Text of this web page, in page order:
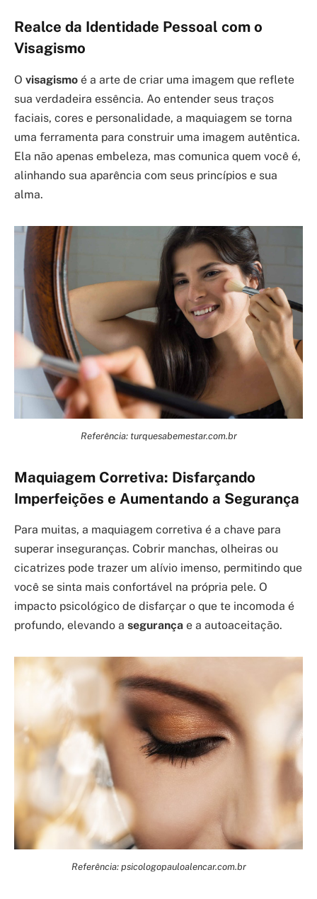
Realce da Identidade Pessoal com o
Visagismo
O visagismo é a arte de criar uma imagem que reflete
sua verdadeira essência. Ao entender seus traços
faciais, cores e personalidade, a maquiagem se torna
uma ferramenta para construir uma imagem autêntica.
Ela não apenas embeleza, mas comunica quem você é,
alinhando sua aparência com seus princípios e sua
alma.
Referência: turquesabemestar.com.br
Maquiagem Corretiva: Disfarçando
Imperfeições e Aumentando a Segurança
Para muitas, a maquiagem corretiva é a chave para
superar inseguranças. Cobrir manchas, olheiras ou
cicatrizes pode trazer um alívio imenso, permitindo que
você se sinta mais confortável na própria pele. O
impacto psicológico de disfarçar o que te incomoda é
profundo, elevando a segurança e a autoaceitação.
Referência: psicologopauloalencar.com.br